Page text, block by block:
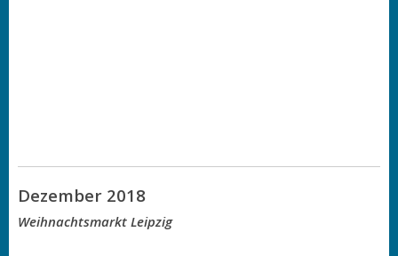
Dezember 2018
Weihnachtsmarkt Leipzig